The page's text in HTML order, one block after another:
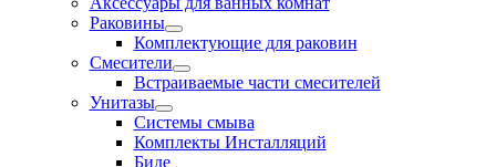
Раковины
Комплектующие для раковин
Смесители
Встраиваемые части смесителей
Унитазы
Системы смыва
Комплекты Инсталляций
Биде